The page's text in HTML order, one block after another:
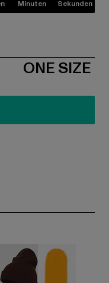
Minuten Sekunden
ONE SIZE